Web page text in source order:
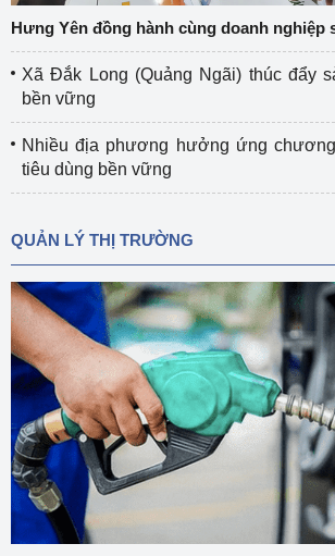
Hưng Yên đồng hành cùng doanh nghiệp
Xã Đắk Long (Quảng Ngãi) thúc đẩy
bền vững
Nhiều địa phương hưởng ứng
tiêu dùng bền vững
QUẢN LÝ THỊ TRƯỜNG